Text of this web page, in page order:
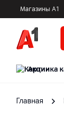
Магазины А1
Акции
Главная